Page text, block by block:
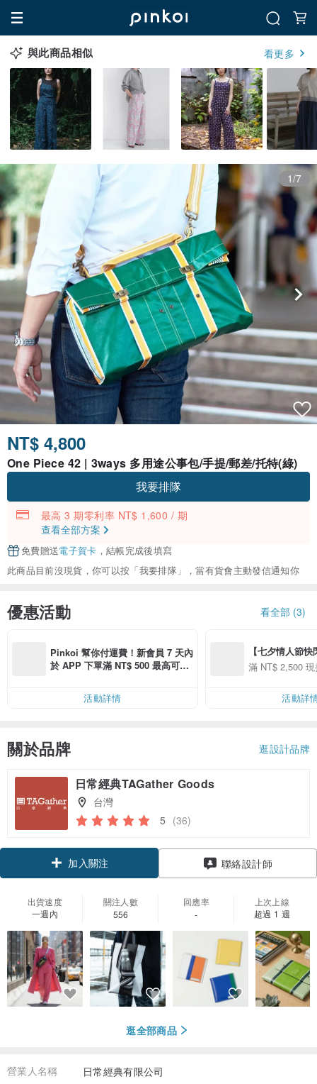
與此商品相似 看更多
1/7
NT$ 4,800
One Piece 42 | 3ways 多用途公事包/手提/郵差/托特(綠)
我要排隊
最高 3 期零利率 NT$ 1,600 / 期
查看全部方案
免費贈送電子賀卡 ，結帳完成後填寫
此商品目前沒現貨，你可以按「我要排隊」，當有貨會主動發信通知你
優惠活動 看全部 (3)
Pinkoi 幫你付運費！新會員 7 天內
於 APP 下單滿 NT$ 500 最高可折
活動詳情
【七夕情人節
用 APP 購買任
00 現折 NT$100
滿 NT$ 2,500
活動詳
關於品牌 逛設計品牌
日常經典TAGather Goods
台灣
5 (36)
加入關注 聯絡設計師
出貨速度
一週內
關注人數
556
回應率
-
上次上線
超過 1 週
逛全部商品
營業人名稱
日常經典有限公司